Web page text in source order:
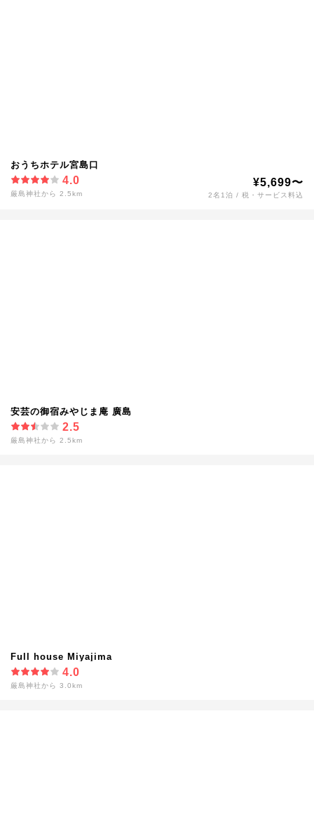
おうちホテル宮島口
4.0
厳島神社から 2.5km
¥5,699〜
2名1泊 / 税・サービス料込
安芸の御宿みやじま庵 廣島
2.5
厳島神社から 2.5km
Full house Miyajima
4.0
厳島神社から 3.0km